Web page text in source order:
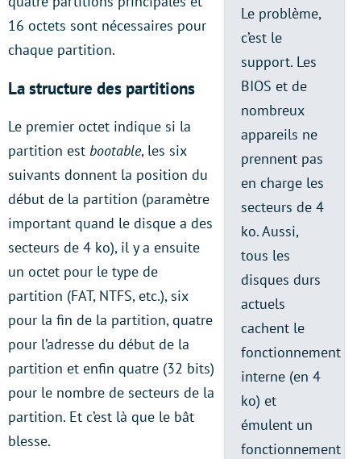
Le problème,
c’est le
support. Les
BIOS et de
nombreux
appareils ne
prennent pas
en charge les
secteurs de 4
ko. Aussi,
tous les
disques durs
actuels
cachent le
fonctionnement
interne (en 4
ko) et
émulent un
fonctionnement
16 octets sont nécessaires pour
chaque partition.
La structure des partitions
Le premier octet indique si la
partition est bootable, les six
suivants donnent la position du
début de la partition (paramètre
important quand le disque a des
secteurs de 4 ko), il y a ensuite
un octet pour le type de
partition (FAT, NTFS, etc.), six
pour la fin de la partition, quatre
pour l’adresse du début de la
partition et enfin quatre (32 bits)
pour le nombre de secteurs de la
partition. Et c’est là que le bât
blesse.